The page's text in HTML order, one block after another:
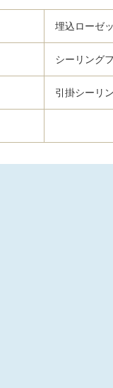
埋込ローゼ
シーリング
引掛シーリ